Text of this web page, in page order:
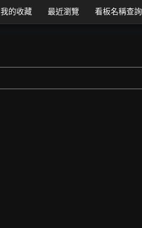
我的收藏 最近瀏覽 看板名稱查詢